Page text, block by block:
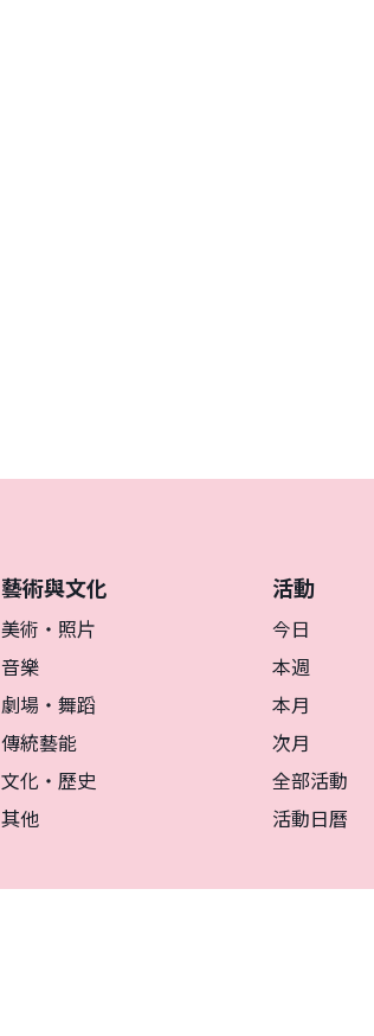
藝術與文化
美術・照片
音樂
劇場・舞蹈
傳統藝能
文化・歷史
其他
活動
今日
本週
本月
次月
全部活動
活動日曆